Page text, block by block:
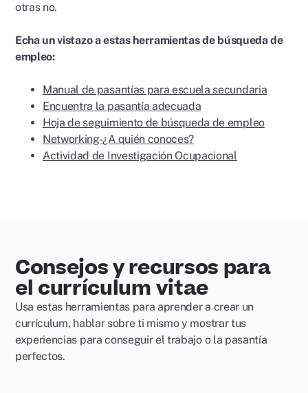
otras no.
Echa un vistazo a estas herramientas de búsqueda de
empleo:
Manual de pasantías para escuela secundaria
Encuentra la pasantía adecuada
Hoja de seguimiento de búsqueda de empleo
Networking-¿A quién conoces?
Actividad de Investigación Ocupacional
Consejos y recursos para
el currículum vitae
Usa estas herramientas para aprender a crear un
currículum, hablar sobre ti mismo y mostrar tus
experiencias para conseguir el trabajo o la pasantía
perfectos.